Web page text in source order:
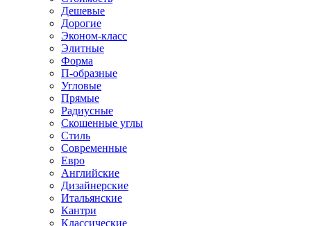
Дешевые
Дорогие
Эконом-класс
Элитные
Форма
П-образные
Угловые
Прямые
Радиусные
Скошенные углы
Стиль
Современные
Евро
Английские
Дизайнерские
Итальянские
Кантри
Классические